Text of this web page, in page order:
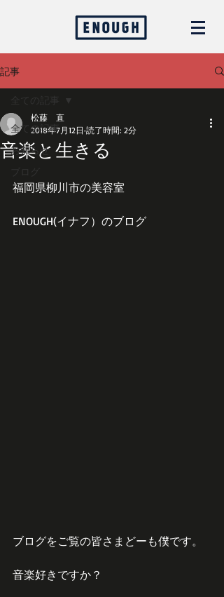
記事
全ての記事
お知らせ
ブログ
全ての記事
音楽と生きる
松藤 直
2018年7月12日 読了時間: 2分
福岡県柳川市の美容室
ENOUGH(イナフ）のブログ
ブログをご覧の皆さまどーも僕です。
音楽好きですか？